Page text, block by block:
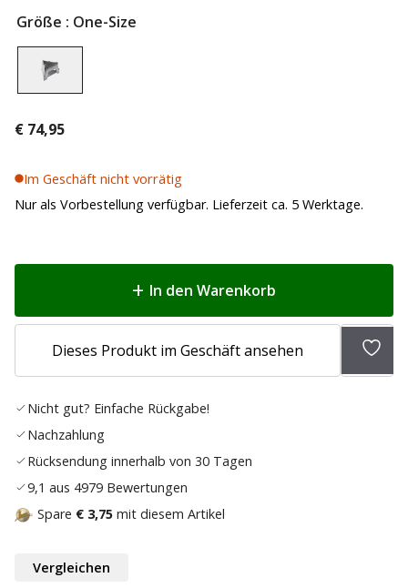
Größe : One-Size
€ 74,95
Im Geschäft nicht vorrätig
Nur als Vorbestellung verfügbar. Lieferzeit ca. 5 Werktage.
In den Warenkorb
Dieses Produkt im Geschäft ansehen
Zur
Nicht gut? Einfache Rückgabe!
Nachzahlung
Rücksendung innerhalb von 30 Tagen
9,1 aus 4979 Bewertungen
Spare € 3,75 mit diesem Artikel
Vergleichen